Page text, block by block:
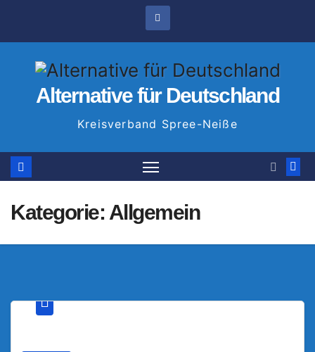
Alternative für Deutschland
Kreisverband Spree-Neiße
Kategorie: Allgemein